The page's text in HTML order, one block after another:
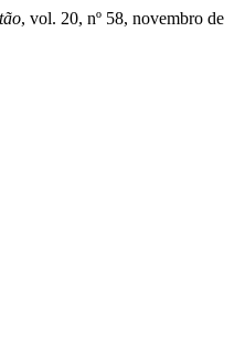
, vol. 20, nº 58, novembro de